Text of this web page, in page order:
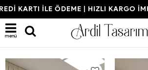
İLE ÖDEME | HIZLI KARGO İMKANI
menü Son Eklenenler